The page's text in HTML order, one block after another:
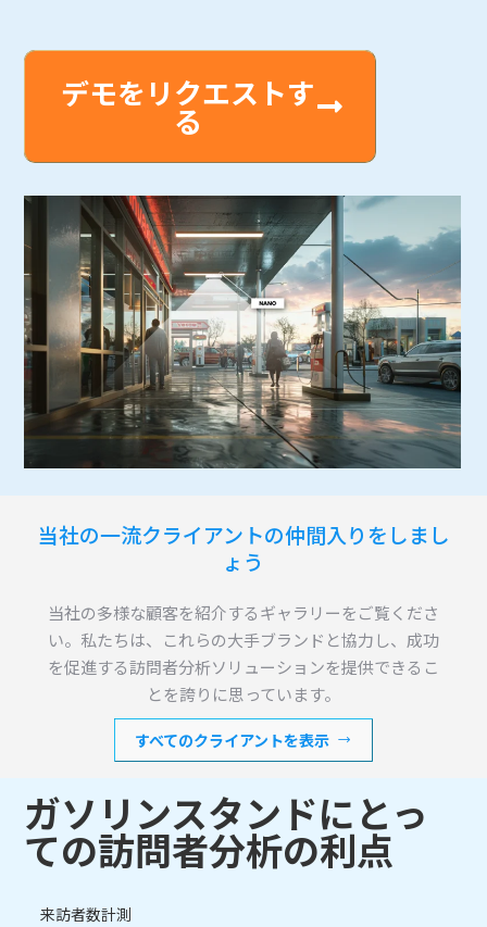
デモをリクエストす
る
当社の一流クライアントの仲間入りをしまし
ょう
当社の多様な顧客を紹介するギャラリーをご覧くださ
い。私たちは、これらの大手ブランドと協力し、成功
を促進する訪問者分析ソリューションを提供できるこ
とを誇りに思っています。
すべてのクライアントを表示
ガソリンスタンドにとっ
ての訪問者分析の利点
来訪者数計測